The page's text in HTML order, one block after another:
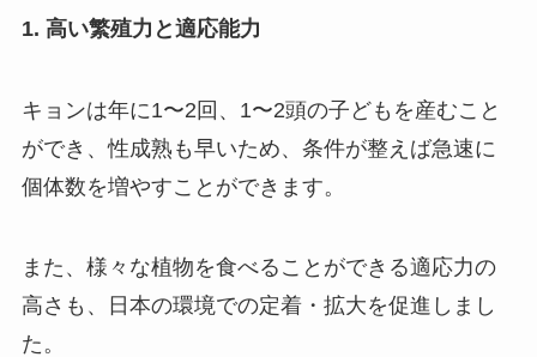
1. 高い繁殖力と適応能力
キョンは年に1〜2回、1〜2頭の子どもを産むこと
ができ、性成熟も早いため、条件が整えば急速に
個体数を増やすことができます。
また、様々な植物を食べることができる適応力の
高さも、日本の環境での定着・拡大を促進しまし
た。